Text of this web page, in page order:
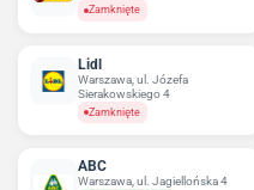
Zamknięte
Lidl
Warszawa, ul. Józefa
Sierakowskiego 4
Zamknięte
ABC
Warszawa, ul. Jagiellońska 4